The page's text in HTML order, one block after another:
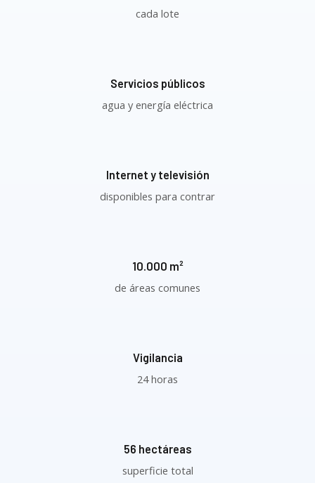
cada lote
Servicios públicos
agua y energía eléctrica
Internet y televisión
disponibles para contrar
10.000 m²
de áreas comunes
Vigilancia
24 horas
56 hectáreas
superficie total